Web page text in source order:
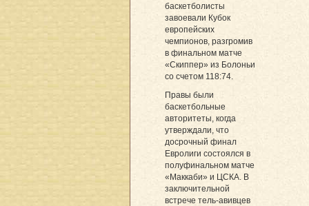
баскетболисты
завоевали Кубок
европейских
чемпионов, разгромив
в финальном матче
«Скиппер» из Болоньи
со счетом 118:74.
Правы были
баскетбольные
авторитеты, когда
утверждали, что
досрочный финал
Евролиги состоялся в
полуфинальном матче
«Маккаби» и ЦСКА. В
заключительной
встрече тель-авивцев